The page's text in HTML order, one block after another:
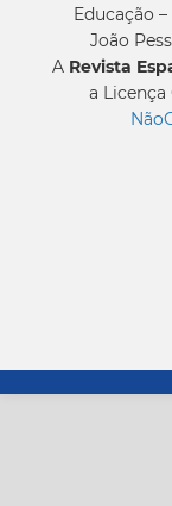
Educação
João
A Revista
a